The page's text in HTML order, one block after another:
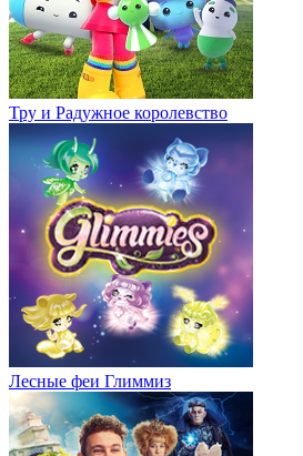
Тру и Радужное королевство
Лесные феи Глиммиз